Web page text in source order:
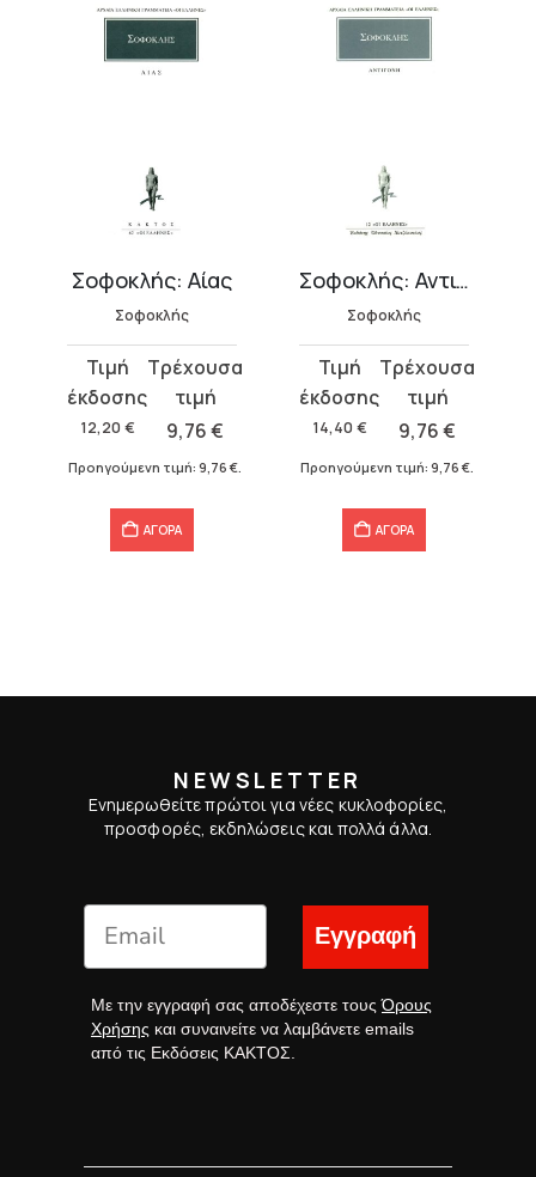
Σοφοκλής: Αίας
Σοφοκλής
12,20 €
Original
price
was:
12,20 €.
9,76€
τρέχουσα
τιμή
Προηγούμενη τιμή: 9,76 €
ΑΓΟΡΑ
Σοφοκλής: Αντιγόνη
Σοφοκλής
14,40 €
Original
price
was:
14,40 €.
9,76€
τρέχουσα
τιμή
Προηγούμενη τιμή: 9,76 €
ΑΓΟΡΑ
NEWSLETTER
Ενημερωθείτε πρώτοι για νέες κυκλοφορίες,
προσφορές, εκδηλώσεις και πολλά άλλα.
Εγγραφή
Με την εγγραφή σας αποδέχεστε τουςΌρους
Χρήσης και συναινείτε να λαμβάνετε emails
από τις Εκδόσεις ΚΑΚΤΟΣ.